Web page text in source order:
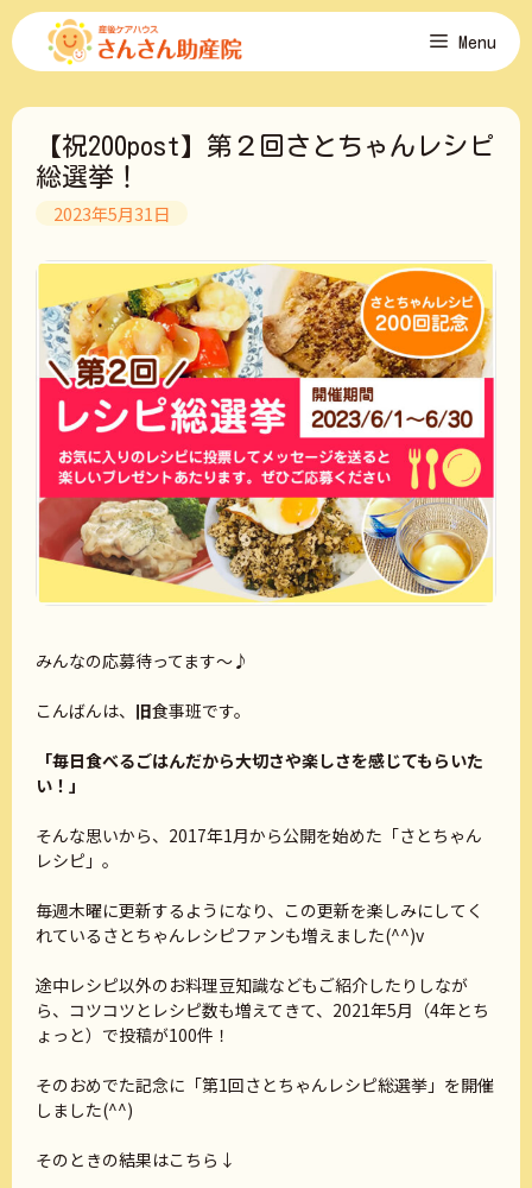
コ
ン
ツ
Menu
【祝200post】第２回さとちゃんレシピ
総選挙！
2023年5月31日
みんなの応募待ってます～♪
こんばんは、 旧食事班です。
「毎日食べるごはんだから大切さや楽しさを感じてもらいた
い！」
そんな思いから、2017年1月から公開を始めた「さとちゃん
レシピ」。
毎週木曜に更新するようになり、この更新を楽しみにしてく
れているさとちゃんレシピファンも増えました(^^)v
途中レシピ以外のお料理豆知識などもご紹介したりしなが
ら、コツコツとレシピ数も増えてきて、2021年5月（4年とち
ょっと）で投稿が100件！
そのおめでた記念に「第1回さとちゃんレシピ総選挙」を開催
しました(^^)
そのときの結果はこちら↓